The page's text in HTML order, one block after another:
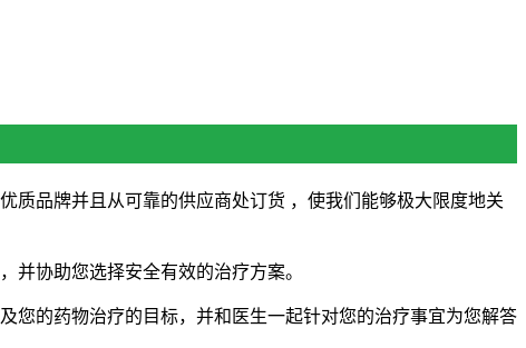
质品牌并且从可靠的供应商处订货 ，使我们能够极大限度地关
并协助您选择安全有效的治疗方案。
您的药物治疗的目标，并和医生一起针对您的治疗事宜为您解答